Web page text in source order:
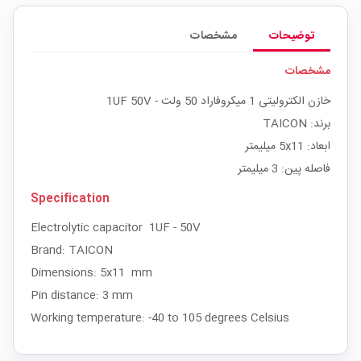
توضیحات
مشخصات
مشخصات
خازن الکترولیتی 1 میکروفاراد 50 ولت - 1UF 50V
برند: TAICON
ابعاد: 5x11 میلیمتر
فاصله پین: 3 میلیمتر
Specification
Electrolytic capacitor 1UF - 50V
Brand: TAICON
Dimensions: 5x11 mm
Pin distance: 3 mm
Working temperature: -40 to 105 degrees Celsius